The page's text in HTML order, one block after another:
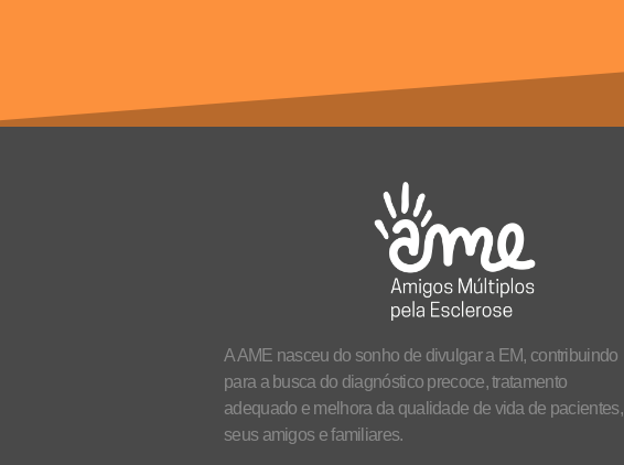
A AME nasceu do sonho de divulgar a EM, contribuindo
para a busca do diagnóstico precoce, tratamento
adequado e melhora da qualidade de vida de pacientes,
seus amigos e familiares.